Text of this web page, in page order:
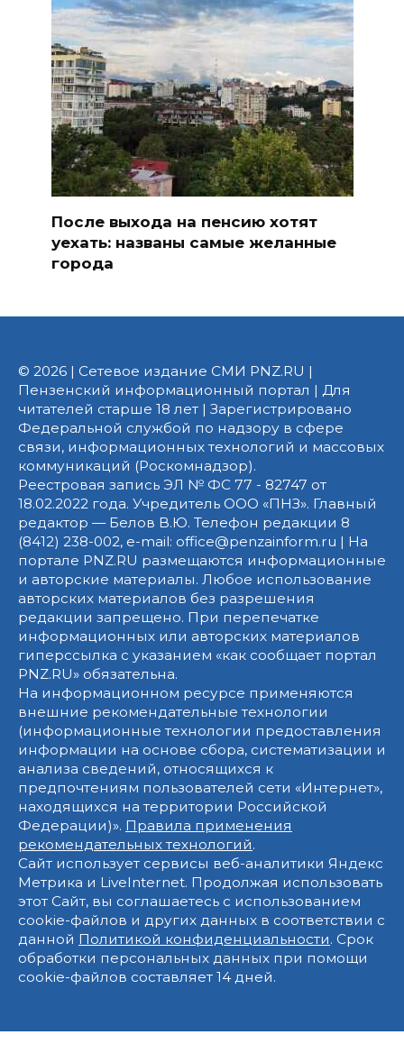
После выхода на пенсию хотят
уехать: названы самые желанные
города
© 2026 | Сетевое издание СМИ PNZ.RU |
Пензенский информационный портал | Для
читателей старше 18 лет | Зарегистрировано
Федеральной службой по надзору в сфере
связи, информационных технологий и массовых
коммуникаций (Роскомнадзор).
Реестровая запись ЭЛ № ФС 77 - 82747 от
18.02.2022 года. Учредитель ООО «ПНЗ». Главный
редактор — Белов В.Ю. Телефон редакции 8
(8412) 238-002, e-mail: office@penzainform.ru | На
портале PNZ.RU размещаются информационные
и авторские материалы. Любое использование
авторских материалов без разрешения
редакции запрещено. При перепечатке
информационных или авторских материалов
гиперссылка с указанием «как сообщает портал
PNZ.RU» обязательна.
На информационном ресурсе применяются
внешние рекомендательные технологии
(информационные технологии предоставления
информации на основе сбора, систематизации и
анализа сведений, относящихся к
предпочтениям пользователей сети «Интернет»,
находящихся на территории Российской
Федерации)». Правила применения
рекомендательных технологий.
Сайт использует сервисы веб-аналитики Яндекс
Метрика и LiveInternet. Продолжая использовать
этот Сайт, вы соглашаетесь с использованием
cookie-файлов и других данных в соответствии с
данной Политикой конфиденциальности. Срок
обработки персональных данных при помощи
cookie-файлов составляет 14 дней.